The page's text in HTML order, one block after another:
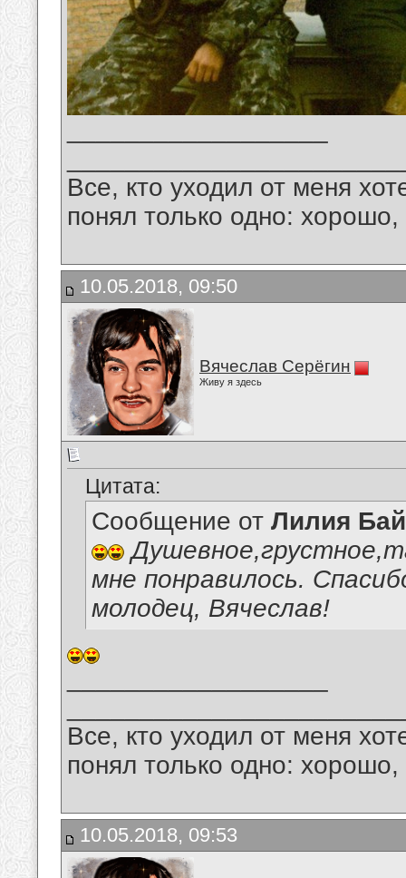
Все, кто уходил от меня
понял только одно:
10.05.2018, 09:50
Вячеслав Серёгин
Живу я здесь
Цитата:
Сообщение от Лилия
мне понравилось.
молодец, Вячеслав!
Все, кто уходил от меня
понял только одно:
10.05.2018, 09:53